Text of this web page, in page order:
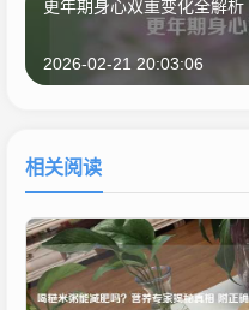
更年期身心双重变化全解析
2026-02-21 20:03:06
相关阅读